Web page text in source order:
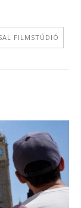
FILMSTÚDIÓ